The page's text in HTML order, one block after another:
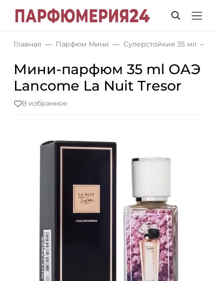
Главная Парфюм Мини Суперстойкие 35 мл
Мини-парфюм 35 ml ОАЭ
Lancome La Nuit Tresor
В избранное